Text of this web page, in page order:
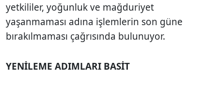
yetkililer, yoğunluk ve mağduriyet
yaşanmaması adına işlemlerin son güne
bırakılmaması çağrısında bulunuyor.
YENİLEME ADIMLARI BASİT